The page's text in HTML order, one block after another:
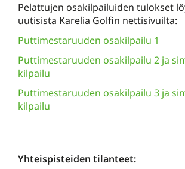
Pelattujen osakilpailuiden tulokset
uutisista Karelia Golfin nettisivuilta:
Puttimestaruuden osakilpailu 1
Puttimestaruuden osakilpailu 2 ja
kilpailu
Puttimestaruuden osakilpailu 3 ja
kilpailu
Yhteispisteiden tilanteet: